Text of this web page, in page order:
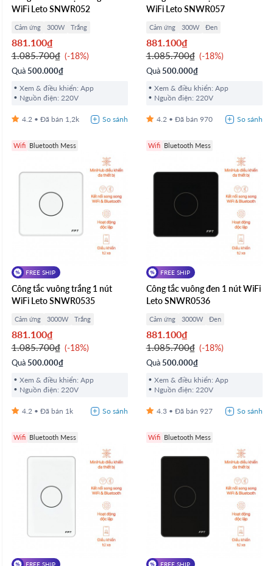
WiFi Leto SNWR052
Cảm ứng 300W Trắng
881.100₫
1.085.700₫ -18%
Quà 500.000₫
Xem & điều khiển: App
Nguồn điện: 220V
4.2 1,2k
WiFi Leto SNWR057
Cảm ứng 300W Đen
881.100₫
1.085.700₫ -18%
Quà 500.000₫
Xem & điều khiển: App
Nguồn điện: 220V
4.2 970
Wifi Bluetooth Mess
FREE SHIP
Công tắc vuông trắng 1 nút
WiFi Leto SNWR0535
Cảm ứng 3000W Trắng
881.100₫
1.085.700₫ -18%
Quà 500.000₫
Xem & điều khiển: App
Nguồn điện: 220V
4.2 1k
Wifi Bluetooth Mess
FREE SHIP
Công tắc vuông đen 1 nút WiFi
Leto SNWR0536
Cảm ứng 3000W Đen
881.100₫
1.085.700₫ -18%
Quà 500.000₫
Xem & điều khiển: App
Nguồn điện: 220V
4.3 927
Wifi Bluetooth Mess
FREE SHIP
Wifi Bluetooth Mess
FREE SHIP